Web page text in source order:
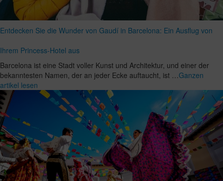
Entdecken Sie die Wunder von Gaudí in Barcelona: Ein Ausflug von
Ihrem Princess-Hotel aus
Barcelona ist eine Stadt voller Kunst und Architektur, und einer der
bekanntesten Namen, der an jeder Ecke auftaucht, ist …Ganzen
artikel lesen